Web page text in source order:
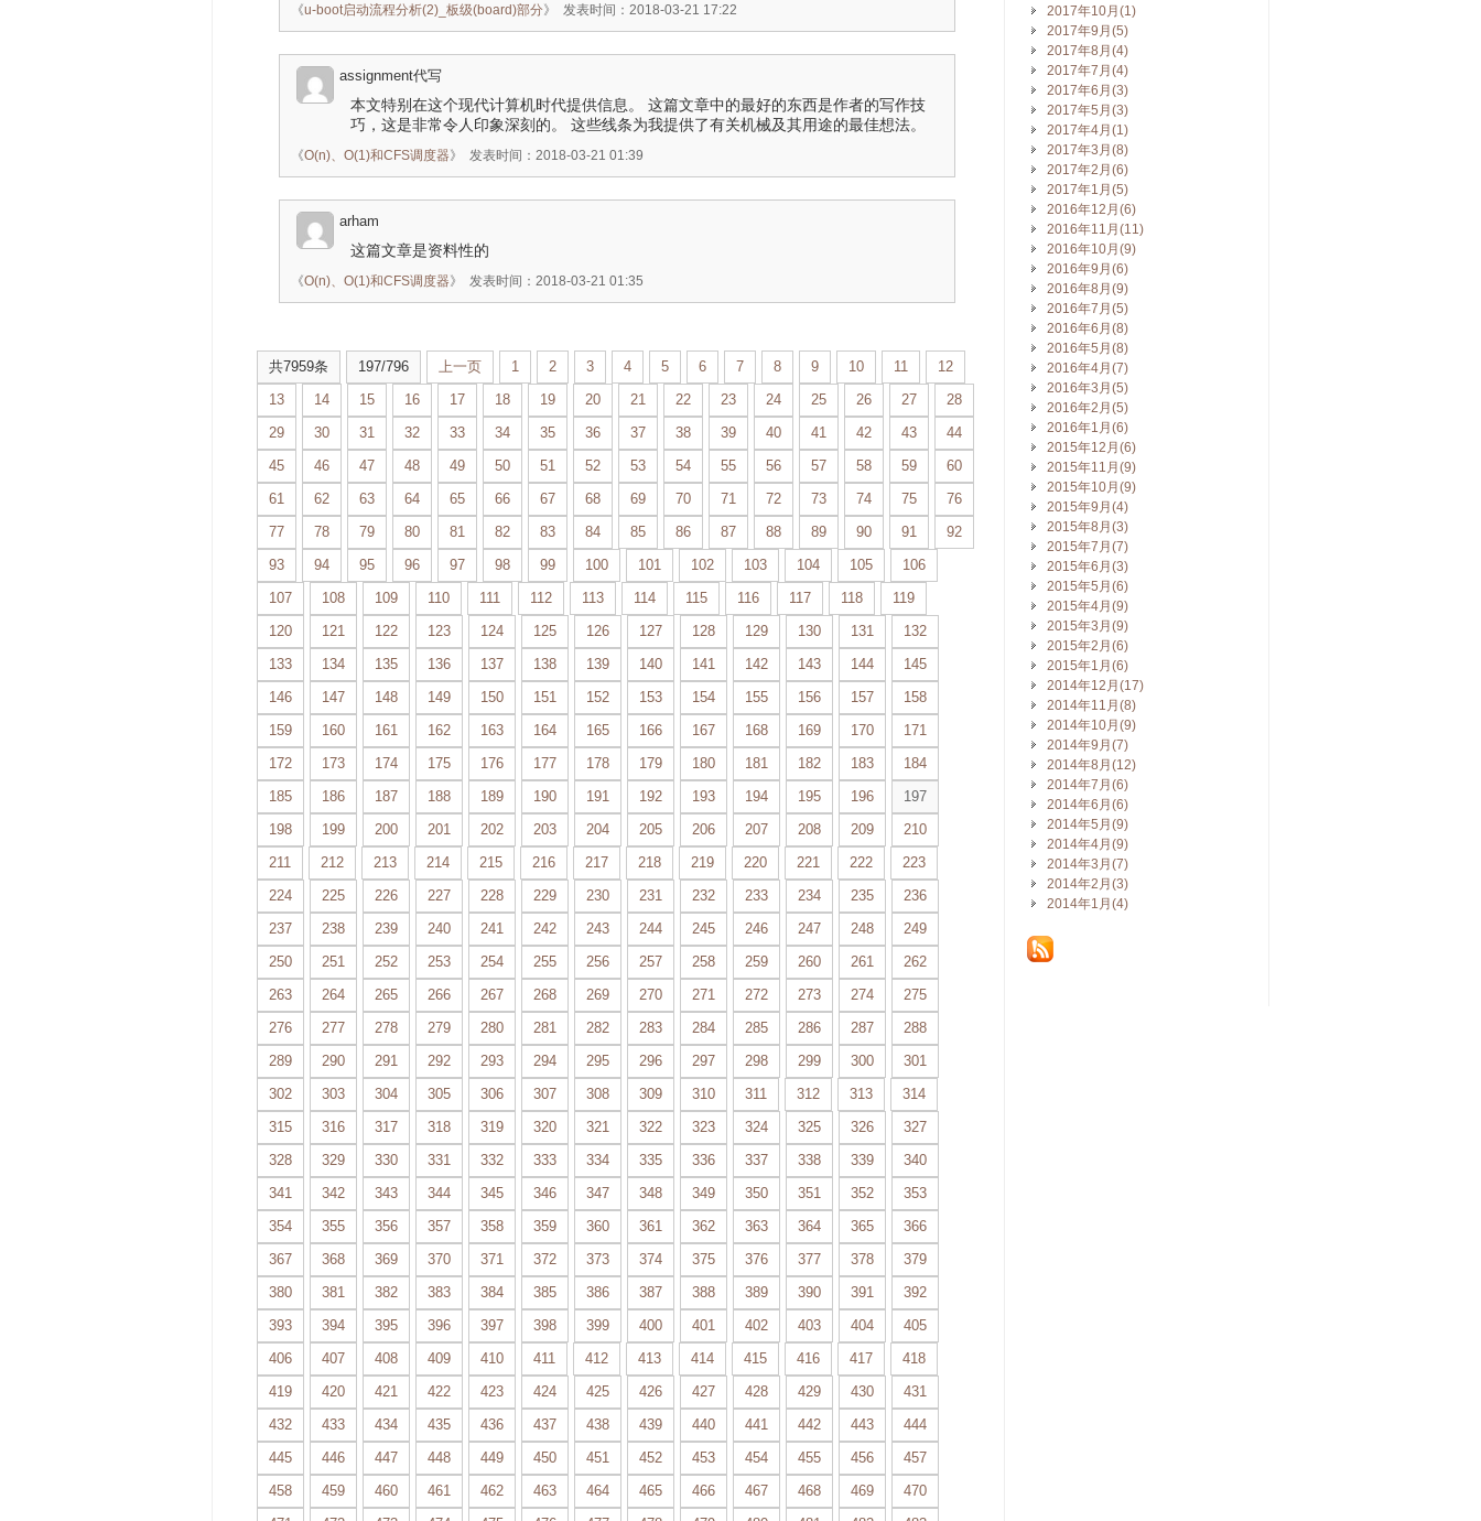
《u-boot启动流程分析(2)_板级(board)部分》 发表时间：2018-03-21 17:22
assignment代写
本文特别在这个现代计算机时代提供信息。 这篇文章中的最好的东西是作者的写作技
巧，这是非常令人印象深刻的。 这些线条为我提供了有关机械及其用途的最佳想法。
《O(n)、O(1)和CFS调度器》 发表时间：2018-03-21 01:39
arham
这篇文章是资料性的
《O(n)、O(1)和CFS调度器》 发表时间：2018-03-21 01:35
共7959条 197/796 上一页 1 2 3 4 5 6 7 8 9 10 11
12
13
14 15 16 17 18 19 20 21 22 23 24 25 26 27
28
29
30 31 32 33 34 35 36 37 38 39 40 41 42 43
44
45
46 47 48 49 50 51 52 53 54 55 56 57 58 59
60
61
62 63 64 65 66 67 68 69 70 71 72 73 74 75
76
77
78 79 80 81 82 83 84 85 86 87 88 89 90 91
92
93
94 95 96 97 98 99 100 101 102 103 104 105
106
107
108 109 110 111 112 113 114 115 116 117 118
119
120
121 122 123 124 125 126 127 128 129 130 131
132
133
134 135 136 137 138 139 140 141 142 143 144
145
146
147 148 149 150 151 152 153 154 155 156 157
158
159
160 161 162 163 164 165 166 167 168 169 170
171
172
173 174 175 176 177 178 179 180 181 182 183
184
185
186 187 188 189 190 191 192 193 194 195 196
197
198
199 200 201 202 203 204 205 206 207 208 209
210
211
212 213 214 215 216 217 218 219 220 221 222
223
224
225 226 227 228 229 230 231 232 233 234 235
236
237
238 239 240 241 242 243 244 245 246 247 248
249
250
251 252 253 254 255 256 257 258 259 260 261
262
263
264 265 266 267 268 269 270 271 272 273 274
275
276
277 278 279 280 281 282 283 284 285 286 287
288
289
290 291 292 293 294 295 296 297 298 299 300
301
302
303 304 305 306 307 308 309 310 311 312 313
314
315
316 317 318 319 320 321 322 323 324 325 326
327
328
329 330 331 332 333 334 335 336 337 338 339
340
341
342 343 344 345 346 347 348 349 350 351 352
353
354
355 356 357 358 359 360 361 362 363 364 365
366
367
368 369 370 371 372 373 374 375 376 377 378
379
380
381 382 383 384 385 386 387 388 389 390 391
392
393
394 395 396 397 398 399 400 401 402 403 404
405
406
407 408 409 410 411 412 413 414 415 416 417
418
419
420 421 422 423 424 425 426 427 428 429 430
431
432
433 434 435 436 437 438 439 440 441 442 443
444
445
446 447 448 449 450 451 452 453 454 455 456
457
458
459 460 461 462 463 464 465 466 467 468 469
470
2017年10月(1)
2017年9月(5)
2017年8月(4)
2017年7月(4)
2017年6月(3)
2017年5月(3)
2017年4月(1)
2017年3月(8)
2017年2月(6)
2017年1月(5)
2016年12月(6)
2016年11月(11)
2016年10月(9)
2016年9月(6)
2016年8月(9)
2016年7月(5)
2016年6月(8)
2016年5月(8)
2016年4月(7)
2016年3月(5)
2016年2月(5)
2016年1月(6)
2015年12月(6)
2015年11月(9)
2015年10月(9)
2015年9月(4)
2015年8月(3)
2015年7月(7)
2015年6月(3)
2015年5月(6)
2015年4月(9)
2015年3月(9)
2015年2月(6)
2015年1月(6)
2014年12月(17)
2014年11月(8)
2014年10月(9)
2014年9月(7)
2014年8月(12)
2014年7月(6)
2014年6月(6)
2014年5月(9)
2014年4月(9)
2014年3月(7)
2014年2月(3)
2014年1月(4)